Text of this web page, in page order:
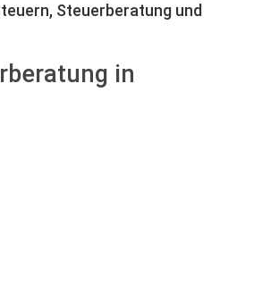
Steuerberatung und
in